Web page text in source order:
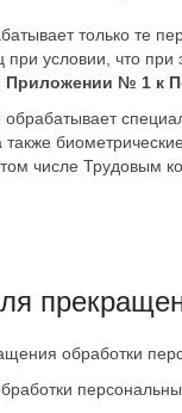
только те
при условии, что
Приложении № 1 к
также
числе Трудовым
обработки